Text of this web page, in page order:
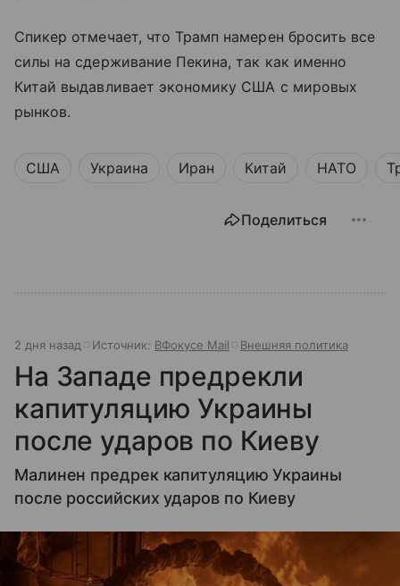
Спикер отмечает, что Трамп намерен бросить все
силы на сдерживание Пекина, так как именно
Китай выдавливает экономику США с мировых
рынков.
США Украина Иран Китай НАТО
Поделиться
2 дня назад Источник: ВФокусе Mail Внешняя политика
На Западе предрекли
капитуляцию Украины
после ударов по Киеву
Малинен предрек капитуляцию Украины
после российских ударов по Киеву